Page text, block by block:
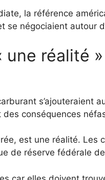
la référence
se négociaient autour
réalité »
s’ajouteraient
conséquences
est une réalité. Les
de réserve fédérale